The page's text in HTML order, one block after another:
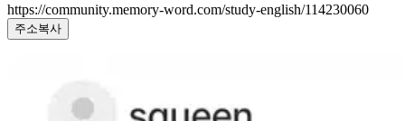
https://community.memory-word.com/study-english/114230060
주소복사